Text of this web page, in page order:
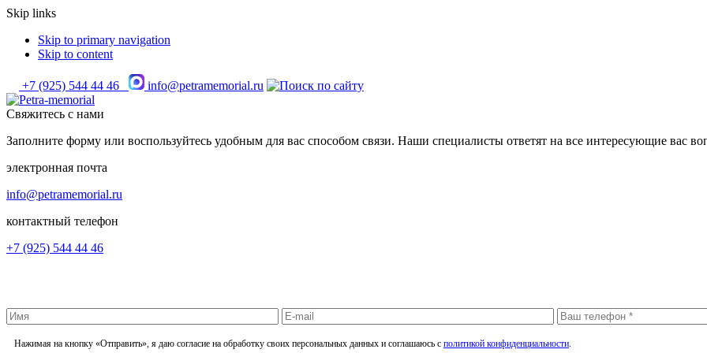
Skip links
Skip to primary navigation
Skip to content
+7 (925) 544 44 46 info@petramemorial.ru
Свяжитесь с нами
Заполните форму или воспользуйтесь удобным для вас способом связи. Наши специалисты ответят на все интересующие вас
электронная почта
info@petramemorial.ru
контактный телефон
+7 (925) 544 44 46
Нажимая на кнопку «Отправить», я даю согласие на обработку своих персональных данных и соглашаюсь с политикой конфиденциальности.